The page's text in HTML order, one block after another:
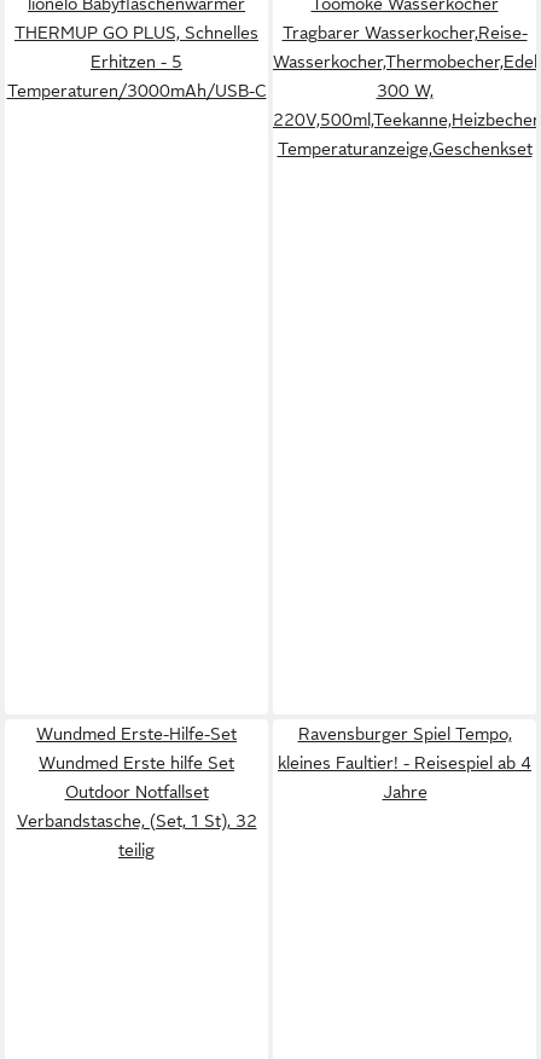
THERMUP GO PLUS, Schnelles
Erhitzen - 5
Temperaturen/3000mAh/USB-C
Tragbarer Wasserkocher,Reise-
300 W,
Temperaturanzeige,Geschenkset
Wundmed Erste-Hilfe-Set
Wundmed Erste hilfe Set
Outdoor Notfallset
Verbandstasche, (Set, 1 St), 32
teilig
Ravensburger Spiel Tempo,
kleines Faultier! - Reisespiel ab 4
Jahre